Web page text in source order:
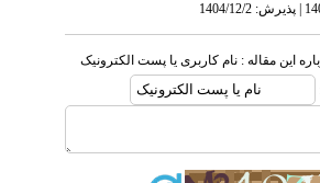
این مقاله : نام کاربری یا پست الکترونیک